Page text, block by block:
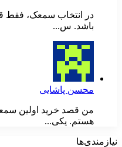
در انتخاب سمعک، فقط
باشد. س...
محسن پاشایی
من قصد خرید اولین
هستم. یکی...
نیازمندی‌ها